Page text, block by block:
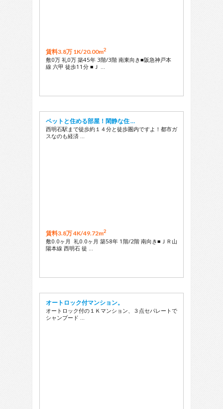
賃料3.8万 1K/20.00m2
敷0万 礼0万 築45年 3階/3階 南東向き■阪急神戸本
線 六甲 徒歩11分 ■Ｊ …
ペットと住める部屋！閑静な住 …
西明石駅まで徒歩約１４分と徒歩圏内ですよ！都市ガ
スなのも経済 …
賃料3.8万 4K/49.72m2
敷0.0ヶ月 礼0.0ヶ月 築58年 1階/2階 南向き■ＪＲ山
陽本線 西明石 徒 …
オートロック付マンション。
オートロック付の１Ｋマンション、３点セパレートで
シャンプード …